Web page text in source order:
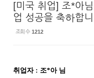
[미국 취업] 조*아
업 성공을 축하합
조회 수 1212
취업자 : 조*아 님